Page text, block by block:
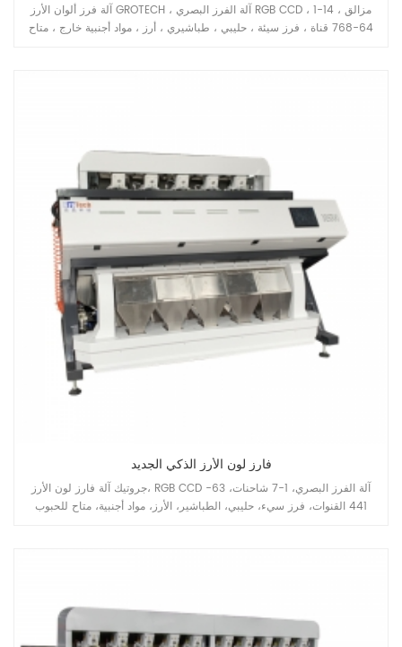
آلة فرز ألوان الأرز GROTECH ، آلة الفرز البصري RGB CCD ، 1-14 مزالق ،
64-768 قناة ، فرز سيئة ، حليبي ، طباشيري ، أرز ، مواد أجنبية خارج ، متاح
فارز لون الأرز الذكي الجديد
جروتيك آلة فارز لون الأرز، RGB CCD آلة الفرز البصري، 1-7 شاحنات، 63-
441 القنوات، فرز سيء، حليبي، الطباشير، الأرز، مواد أجنبية، متاح للحبوب